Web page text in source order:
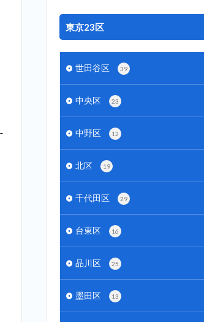
東京23区
世田谷区 39
中央区 23
中野区 12
北区 19
千代田区 29
台東区 16
品川区 25
墨田区 13